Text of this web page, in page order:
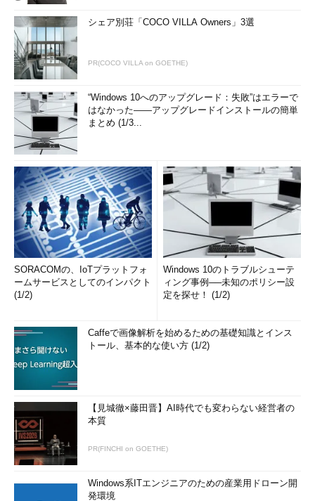
シェア別荘「COCO VILLA Owners」3選
PR(COCO VILLA on GOETHE)
“Windows 10へのアップグレード：失敗”はエラーで
はなかった――アップグレードインストールの簡単
まとめ (1/3...
SORACOMの、IoTプラットフォ
ームサービスとしてのインパクト
(1/2)
Windows 10のトラブルシューテ
ィング事例──未知のポリシー設
定を探せ！ (1/2)
Caffeで画像解析を始めるための基礎知識とインス
トール、基本的な使い方 (1/2)
【見城徹×藤田晋】AI時代でも変わらない経営者の
本質
PR(FINCHI on GOETHE)
Windows系ITエンジニアのための産業用ドローン開
発環境